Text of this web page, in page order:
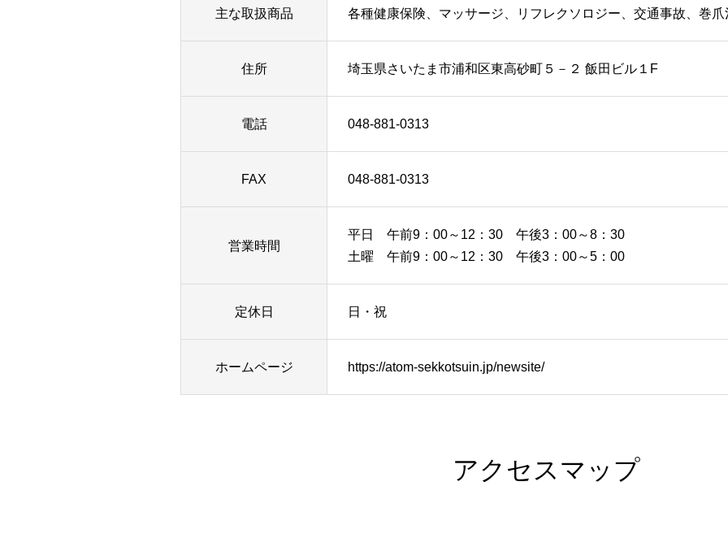
主な取扱商品 各種健康保険、マッサージ、リフレクソロジー、交通事故、巻爪
住所 埼玉県さいたま市浦和区東高砂町５－２ 飯田ビル１F
電話 048-881-0313
FAX 048-881-0313
営業時間
平日 午前9：00～12：30 午後3：00～8：30
土曜 午前9：00～12：30 午後3：00～5：00
定休日 日・祝
ホームページ https://atom-sekkotsuin.jp/newsite/
アクセスマップ